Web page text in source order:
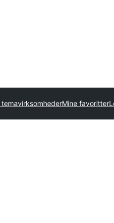
temavirksomhederMine favoritter